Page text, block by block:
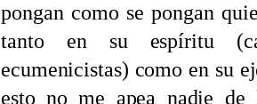
pongan como se pongan
tanto en su espíritu
ecumenicistas) como en su
esto no me apea nadie